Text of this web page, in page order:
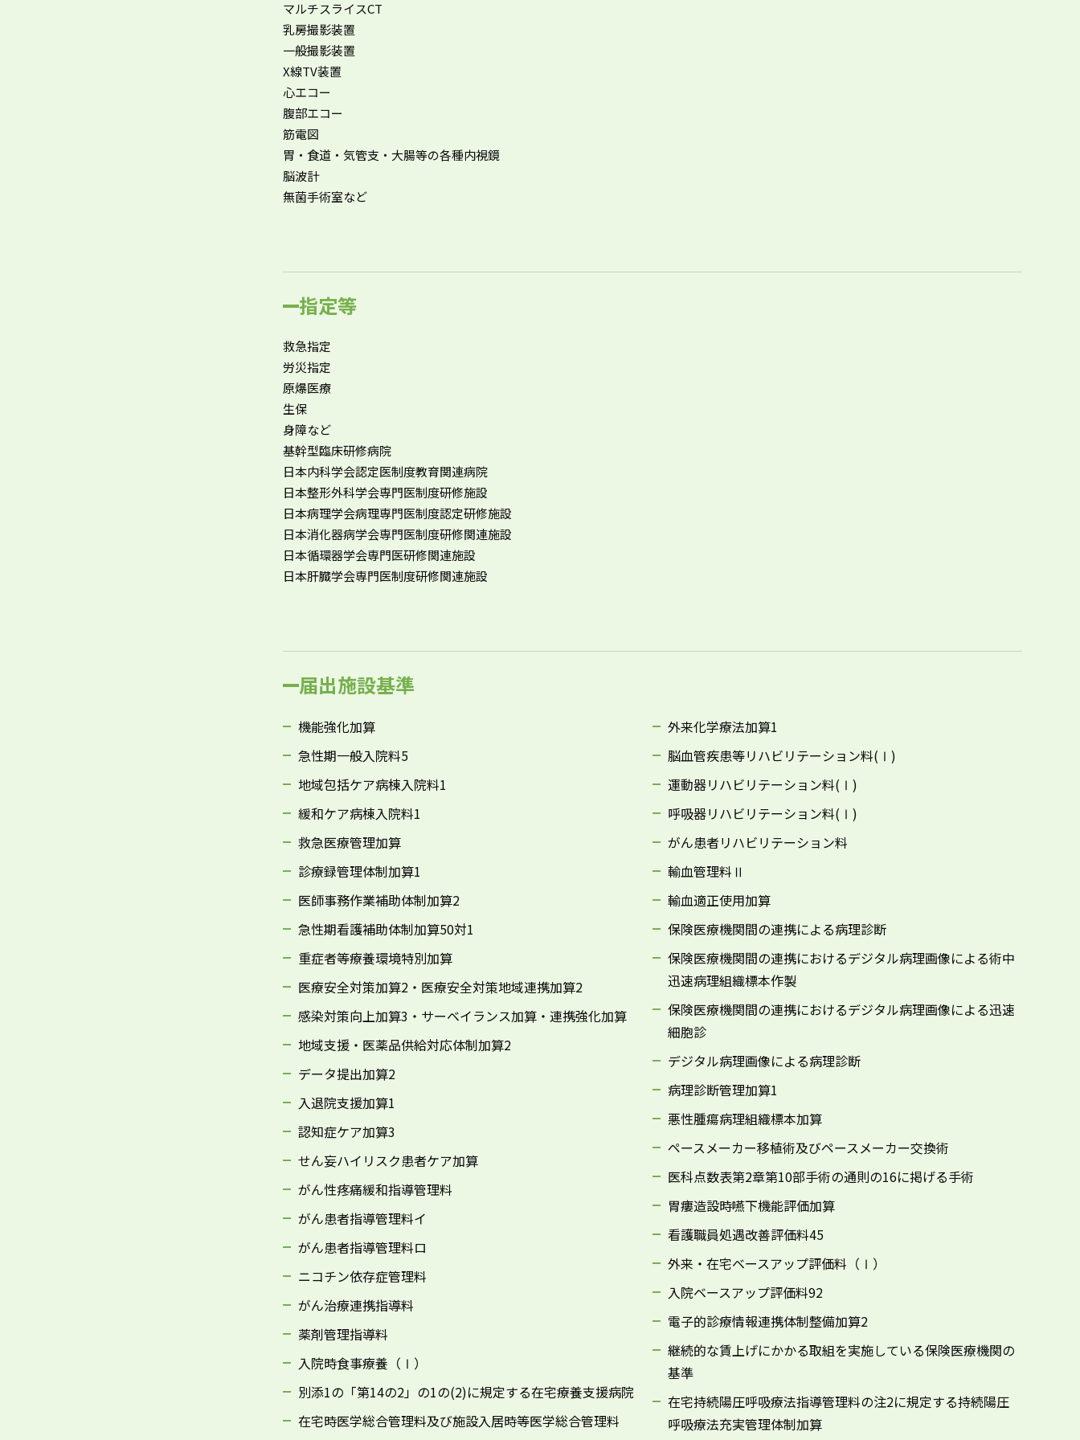
マルチスライスCT
乳房撮影装置
一般撮影装置
X線TV装置
心エコー
腹部エコー
筋電図
胃・食道・気管支・大腸等の各種内視鏡
脳波計
無菌手術室など
指定等
救急指定
労災指定
原爆医療
生保
身障など
基幹型臨床研修病院
日本内科学会認定医制度教育関連病院
日本整形外科学会専門医制度研修施設
日本病理学会病理専門医制度認定研修施設
日本消化器病学会専門医制度研修関連施設
日本循環器学会専門医研修関連施設
日本肝臓学会専門医制度研修関連施設
届出施設基準
機能強化加算
急性期一般入院料5
地域包括ケア病棟入院料1
緩和ケア病棟入院料1
救急医療管理加算
診療録管理体制加算1
医師事務作業補助体制加算2
急性期看護補助体制加算50対1
重症者等療養環境特別加算
医療安全対策加算2・医療安全対策地域連携加算2
感染対策向上加算3・サーベイランス加算・連携強化加算
地域支援・医薬品供給対応体制加算2
データ提出加算2
入退院支援加算1
認知症ケア加算3
せん妄ハイリスク患者ケア加算
がん性疼痛緩和指導管理料
がん患者指導管理料イ
がん患者指導管理料ロ
ニコチン依存症管理料
がん治療連携指導料
薬剤管理指導料
入院時食事療養（Ⅰ）
別添1の「第14の2」の1の(2)に規定する在宅療養支援病院
在宅時医学総合管理料及び施設入居時等医学総合管理料
外来化学療法加算1
脳血管疾患等リハビリテーション料(Ⅰ)
運動器リハビリテーション料(Ⅰ)
呼吸器リハビリテーション料(Ⅰ)
がん患者リハビリテーション料
輸血管理料Ⅱ
輸血適正使用加算
保険医療機関間の連携による病理診断
保険医療機関間の連携におけるデジタル病理画像による術中
迅速病理組織標本作製
保険医療機関間の連携におけるデジタル病理画像による迅速
細胞診
デジタル病理画像による病理診断
病理診断管理加算1
悪性腫瘍病理組織標本加算
ペースメーカー移植術及びペースメーカー交換術
医科点数表第2章第10部手術の通則の16に掲げる手術
胃瘻造設時嚥下機能評価加算
看護職員処遇改善評価料45
外来・在宅ベースアップ評価料（Ⅰ）
入院ベースアップ評価料92
電子的診療情報連携体制整備加算2
継続的な賃上げにかかる取組を実施している保険医療機関の
基準
在宅持続陽圧呼吸療法指導管理料の注2に規定する持続陽圧
呼吸療法充実管理体制加算